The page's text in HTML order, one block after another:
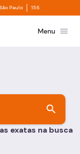
à informação
Paulo Divisor de
156
Menu menu
search
exatas na busca